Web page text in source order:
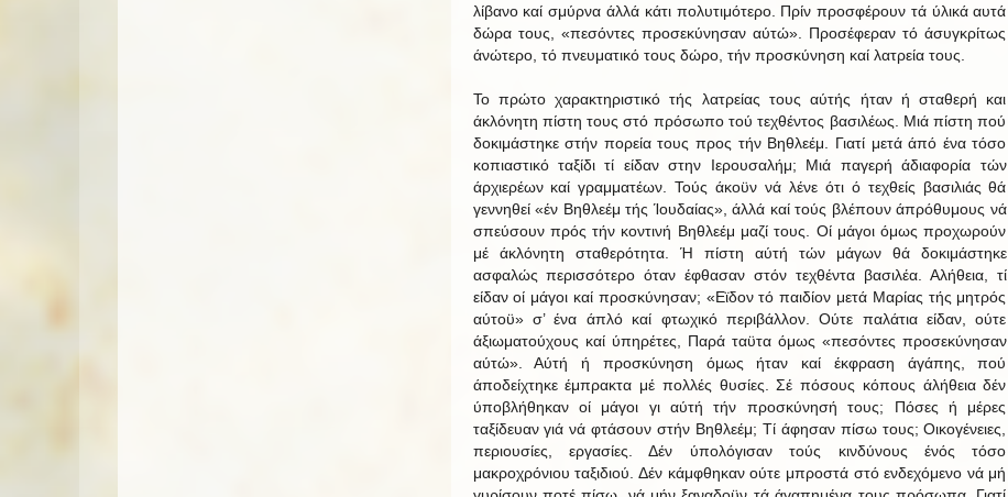
λίβανο καί σμύρνα άλλά κάτι πολυτιμότερο. Πρίν προσφέρουν τά ύλικά αυτά
δώρα τους, «πεσόντες προσεκύνησαν αύτώ». Προσέφεραν τό άσυγκρίτως
άνώτερο, τό πνευματικό τους δώρο, τήν προσκύνηση καί λατρεία τους.
Το πρώτο χαρακτηριστικό τής λατρείας τους αύτής ήταν ή σταθερή και
άκλόνητη πίστη τους στό πρόσωπο τού τεχθέντος βασιλέως. Μιά πίστη πού
δοκιμάστηκε στήν πορεία τους προς τήν Βηθλεέμ. Γιατί μετά άπό ένα τόσο
κοπιαστικό ταξίδι τί είδαν στην Ιερουσαλήμ; Μιά παγερή άδιαφορία τών
άρχιερέων καί γραμματέων. Τούς άκοϋν νά λένε ότι ό τεχθείς βασιλιάς θά
γεννηθεί «έν Βηθλεέμ τής Ίουδαίας», άλλά καί τούς βλέπουν άπρόθυμους νά
σπεύσουν πρός τήν κοντινή Βηθλεέμ μαζί τους. Οί μάγοι όμως προχωρούν
μέ άκλόνητη σταθερότητα. Ή πίστη αύτή τών μάγων θά δοκιμάστηκε
ασφαλώς περισσότερο όταν έφθασαν στόν τεχθέντα βασιλέα. Αλήθεια, τί
είδαν οί μάγοι καί προσκύνησαν; «Εϊδον τό παιδίον μετά Μαρίας τής μητρός
αύτοϋ» σ’ ένα άπλό καί φτωχικό περιβάλλον. Ούτε παλάτια είδαν, ούτε
άξιωματούχους καί ύπηρέτες, Παρά ταϋτα όμως «πεσόντες προσεκύνησαν
αύτώ». Αύτή ή προσκύνηση όμως ήταν καί έκφραση άγάπης, πού
άποδείχτηκε έμπρακτα μέ πολλές θυσίες. Σέ πόσους κόπους άλήθεια δέν
ύποβλήθηκαν οί μάγοι γι αύτή τήν προσκύνησή τους; Πόσες ή μέρες
ταξίδευαν γιά νά φτάσουν στήν Βηθλεέμ; Τί άφησαν πίσω τους; Οικογένειες,
περιουσίες, εργασίες. Δέν ύπολόγισαν τούς κινδύνους ένός τόσο
μακροχρόνιου ταξιδιού. Δέν κάμφθηκαν ούτε μπροστά στό ενδεχόμενο νά μή